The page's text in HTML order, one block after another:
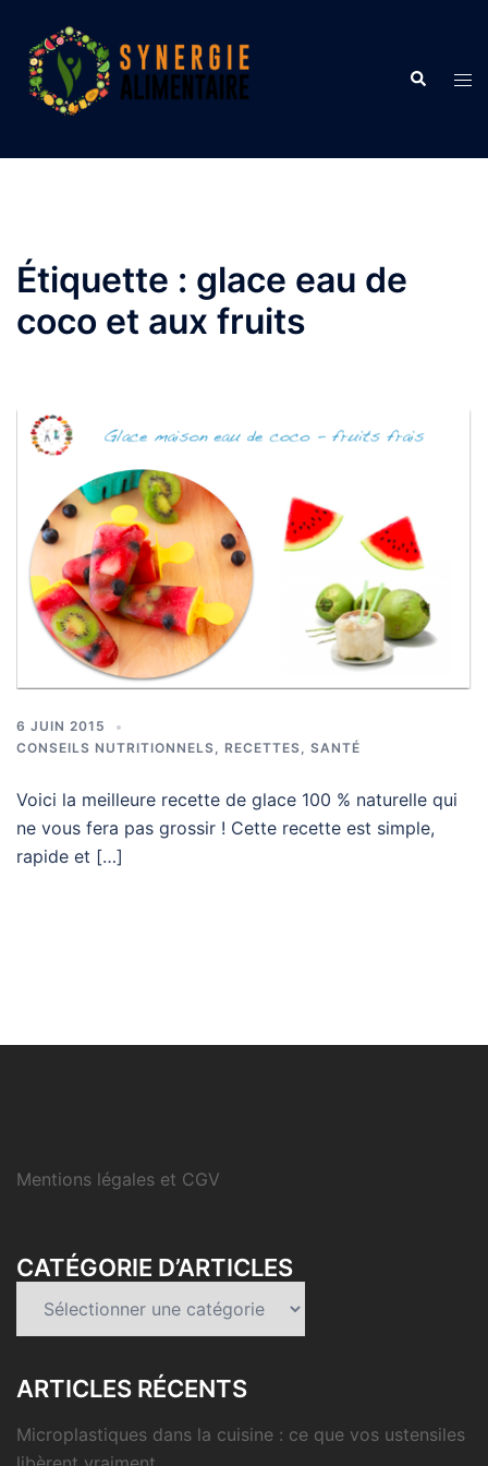
contenu
Étiquette : glace eau de
coco et aux fruits
6 JUIN 2015
CONSEILS NUTRITIONNELS, RECETTES, SANTÉ
Voici la meilleure recette de glace 100 % naturelle qui
ne vous fera pas grossir ! Cette recette est simple,
rapide et […]
Mentions légales et CGV
CATÉGORIE D’ARTICLES
ARTICLES RÉCENTS
Microplastiques dans la cuisine : ce que vos ustensiles